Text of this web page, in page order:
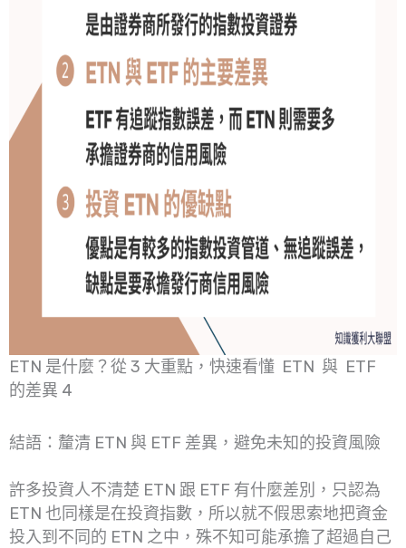
ETN 是什麼？從 3 大重點，快速看懂 ETN 與 ETF
的差異 4
結語：釐清 ETN 與 ETF 差異，避免未知的投資風險
許多投資人不清楚 ETN 跟 ETF 有什麼差別，只認為
ETN 也同樣是在投資指數，所以就不假思索地把資金
投入到不同的 ETN 之中，殊不知可能承擔了超過自己